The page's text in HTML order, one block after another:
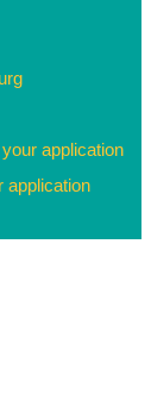
application
application